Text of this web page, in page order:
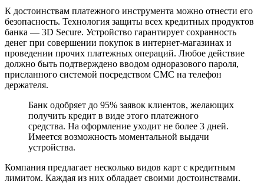
К достоинствам платежного инструмента можно отнести его
безопасность. Технология защиты всех кредитных продуктов
банка — 3D Secure. Устройство гарантирует сохранность
денег при совершении покупок в интернет-магазинах и
проведении прочих платежных операций. Любое действие
должно быть подтверждено вводом одноразового пароля,
присланного системой посредством СМС на телефон
держателя.
Банк одобряет до 95% заявок клиентов, желающих
получить кредит в виде этого платежного
средства. На оформление уходит не более 3 дней.
Имеется возможность моментальной выдачи
устройства.
Компания предлагает несколько видов карт с кредитным
лимитом. Каждая из них обладает своими достоинствами.